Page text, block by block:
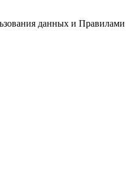
данных и Правилами